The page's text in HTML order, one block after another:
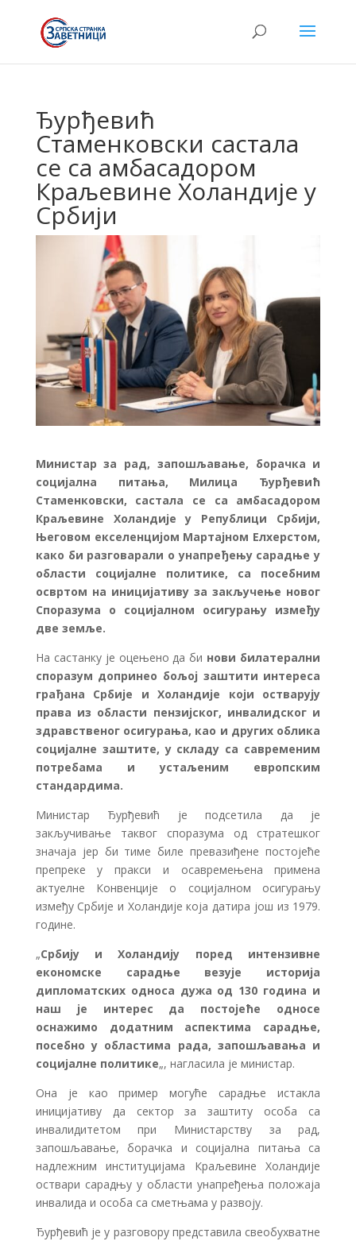
Ђурђевић
Стаменковски састала
се са амбасадором
Краљевине Холандије у
Србији
Министар за рад, запошљавање, борачка и
социјална питања, Милица Ђурђевић
Стаменковски, састала се са амбасадором
Краљевине Холандије у Републици Србији,
Његовом екселенцијом Мартајном Елхерстом,
како би разговарали о унапређењу сарадње у
области социјалне политике, са посебним
освртом на иницијативу за закључење новог
Споразума о социјалном осигурању између
две земље.
На састанку је оцењено да би нови билатерални
споразум допринео бољој заштити интереса
грађана Србије и Холандије који остварују
права из области пензијског, инвалидског и
здравственог осигурања, као и других облика
социјалне заштите, у складу са савременим
потребама и устаљеним европским
стандардима.
Министар Ђурђевић је подсетила да је
закључивање таквог споразума од стратешког
значаја јер би тиме биле превазиђене постојеће
препреке у пракси и осавремењена примена
актуелне Конвенције о социјалном осигурању
између Србије и Холандије која датира још из 1979.
године.
„Србију и Холандију поред интензивне
економске сарадње везује историја
дипломатских односа дужа од 130 година и
наш је интерес да постојеће односе
оснажимо додатним аспектима сарадње,
посебно у областима рада, запошљавања и
социјалне политике„, нагласила је министар.
Она је као пример могуће сарадње истакла
иницијативу да сектор за заштиту особа са
инвалидитетом при Министарству за рад,
запошљавање, борачка и социјална питања са
надлежним институцијама Краљевине Холандије
оствари сарадњу у области унапређења положаја
инвалида и особа са сметњама у развоју.
Ђурђевић је у разговору представила свеобухватне